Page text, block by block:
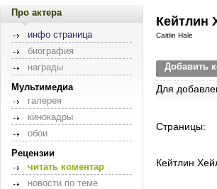
Про актера
инфо страница
биография
награды
Мультимедиа
галерея
кинокадры
обои
Рецензии
читать коментар
новости по теме
Кейтлин
Caitlin Hale
Добавить
Для
Страницы:
Кейтлин